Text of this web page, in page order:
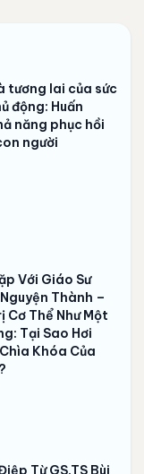
tương lai của sức
động: Huấn
năng phục hồi
người
Với Giáo Sư
Thành –
Cơ Thể Như Một
Tại Sao Hơi
Khóa Của
Từ GS.TS Bùi